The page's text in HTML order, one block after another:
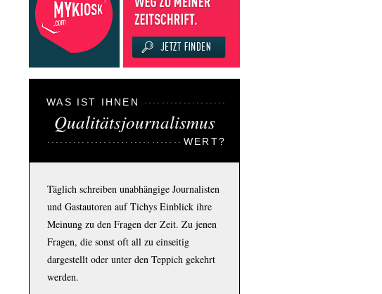
WAS IST IHNEN
Qualitätsjournalismus
WERT?
Täglich schreiben unabhängige Journalisten
und Gastautoren auf Tichys Einblick ihre
Meinung zu den Fragen der Zeit. Zu jenen
Fragen, die sonst oft all zu einseitig
dargestellt oder unter den Teppich gekehrt
werden.